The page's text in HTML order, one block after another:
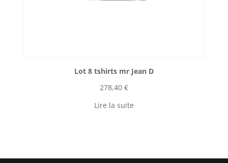
Lot 8 tshirts mr Jean D
278,40 €
Lire la suite